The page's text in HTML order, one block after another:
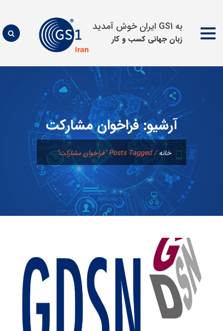
به GS1 ایران خوش آمدید
زبان جهانی كسب و كار
محتوا
آرشیو:فراخوان مشاركت
خانه/Posts Tagged "فراخوان مشاركت"